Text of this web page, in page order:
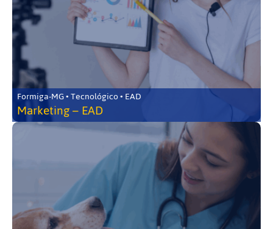
Formiga-MG • Tecnológico • EAD
Marketing – EAD